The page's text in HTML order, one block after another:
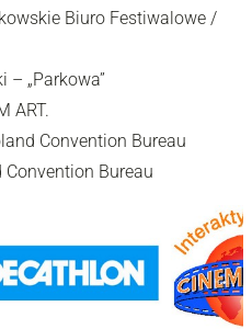
Biuro Festiwalowe /
– „Parkowa”
ART.
Convention Bureau
Bureau